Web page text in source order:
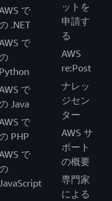
で
.NET
で
Python
で
Java
で
PHP
で
ットを
申請す
る
AWS
re:Post
ナレッ
ジセン
ター
AWS サ
ポート
の概要
専門家
による